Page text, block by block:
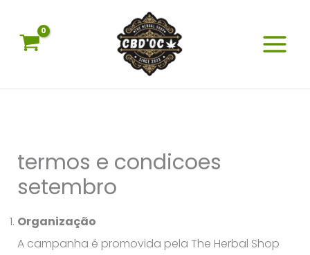
content
termos e condicoes
setembro
Organização
A campanha é promovida pela The Herbal Shop